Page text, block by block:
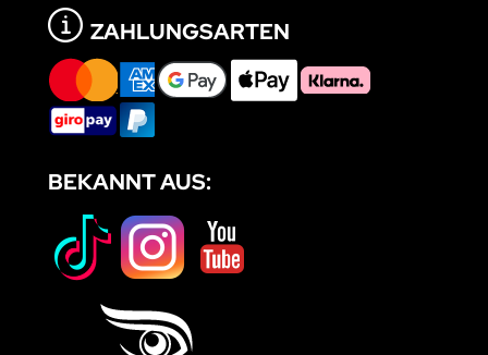
ZAHLUNGSARTEN
BEKANNT AUS: